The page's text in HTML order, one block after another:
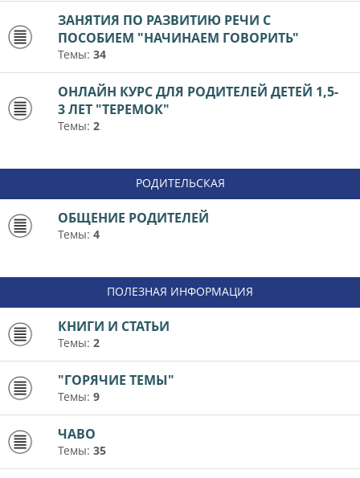
ЗАНЯТИЯ ПО РАЗВИТИЮ РЕЧИ С
ПОСОБИЕМ "НАЧИНАЕМ ГОВОРИТЬ"
Темы: 34
ОНЛАЙН КУРС ДЛЯ РОДИТЕЛЕЙ ДЕТЕЙ 1,5-
3 ЛЕТ "ТЕРЕМОК"
Темы: 2
РОДИТЕЛЬСКАЯ
ОБЩЕНИЕ РОДИТЕЛЕЙ
Темы: 4
ПОЛЕЗНАЯ ИНФОРМАЦИЯ
КНИГИ И СТАТЬИ
Темы: 2
"ГОРЯЧИЕ ТЕМЫ"
Темы: 9
ЧАВО
Темы: 35